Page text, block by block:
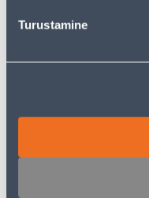
Turustamine
8X5X42,5CM